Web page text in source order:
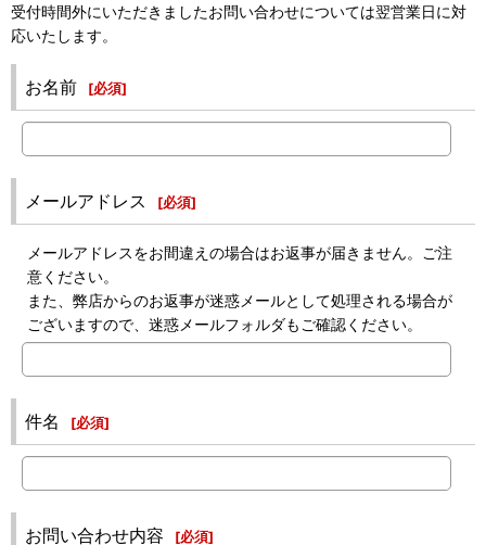
受付時間外にいただきましたお問い合わせについては翌営業日に対
応いたします。
お名前 [必須]
メールアドレス [必須]
メールアドレスをお間違えの場合はお返事が届きません。ご注
意ください。
また、弊店からのお返事が迷惑メールとして処理される場合が
ございますので、迷惑メールフォルダもご確認ください。
件名 [必須]
お問い合わせ内容 [必須]